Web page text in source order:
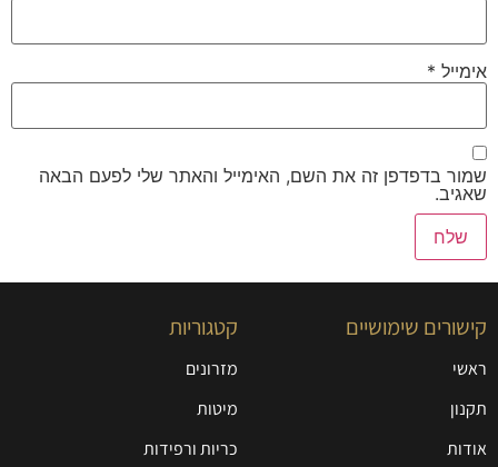
אימייל *
שמור בדפדפן זה את השם, האימייל והאתר שלי לפעם הבאה
שאגיב.
קישורים שימושיים
ראשי
תקנון
אודות
קטגוריות
מזרונים
מיטות
כריות ורפידות